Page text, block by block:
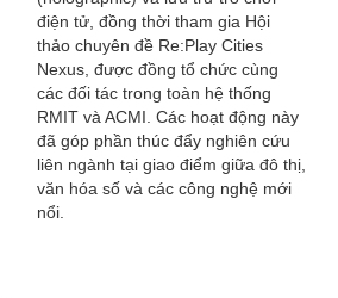
điện tử, đồng thời tham gia Hội
thảo chuyên đề Re:Play Cities
Nexus, được đồng tổ chức cùng
các đối tác trong toàn hệ thống
RMIT và ACMI. Các hoạt động này
đã góp phần thúc đẩy nghiên cứu
liên ngành tại giao điểm giữa đô thị,
văn hóa số và các công nghệ mới
nổi.